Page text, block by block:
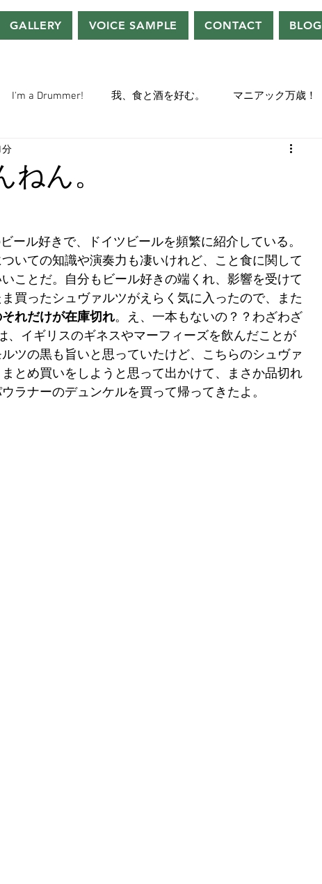
GALLERY VOICE SAMPLE CONTACT BLOG
I'm a Drummer! 我、食と酒を好む。 マニアック万歳！
ぬこ日記。 ＡＩ落書きシリーズ。
ん。
分
ール好きで、ドイツビールを頻繁に紹介している。
いての知識や演奏力も凄いけれど、こと食に関して
ことだ。自分もビール好きの端くれ、影響を受けて
買ったシュヴァルツがえらく気に入ったので、また
れだけが在庫切れ。え、一本もないの？？わざわざ
、イギリスのギネスやマーフィーズを飲んだことが
ツの黒も旨いと思っていたけど、こちらのシュヴァ
とめ買いをしようと思って出かけて、まさか品切れ
ラナーのデュンケルを買って帰ってきたよ。